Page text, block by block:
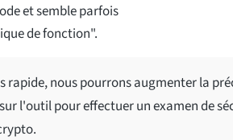
et semble parfois
de fonction".
rapide, nous pourrons augmenter la
l'outil pour effectuer un examen de